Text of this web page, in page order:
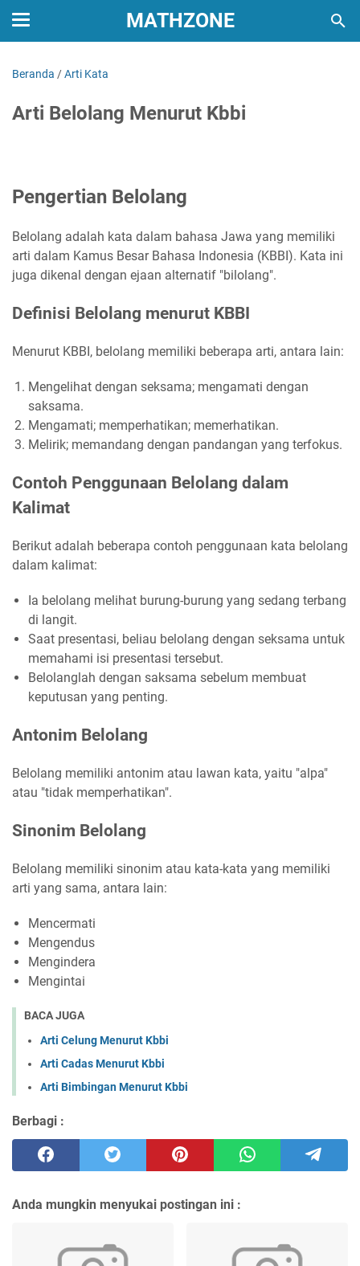
MATHZONE
Beranda /Arti Kata
Arti Belolang Menurut Kbbi
Pengertian Belolang
Belolang adalah kata dalam bahasa Jawa yang memiliki
arti dalam Kamus Besar Bahasa Indonesia (KBBI). Kata ini
juga dikenal dengan ejaan alternatif "bilolang".
Definisi Belolang menurut KBBI
Menurut KBBI, belolang memiliki beberapa arti, antara lain:
Mengelihat dengan seksama; mengamati dengan
saksama.
Mengamati; memperhatikan; memerhatikan.
Melirik; memandang dengan pandangan yang terfokus.
Contoh Penggunaan Belolang dalam
Kalimat
Berikut adalah beberapa contoh penggunaan kata belolang
dalam kalimat:
Ia belolang melihat burung-burung yang sedang terbang
di langit.
Saat presentasi, beliau belolang dengan seksama untuk
memahami isi presentasi tersebut.
Belolanglah dengan saksama sebelum membuat
keputusan yang penting.
Antonim Belolang
Belolang memiliki antonim atau lawan kata, yaitu "alpa"
atau "tidak memperhatikan".
Sinonim Belolang
Belolang memiliki sinonim atau kata-kata yang memiliki
arti yang sama, antara lain:
Mencermati
Mengendus
Mengindera
Mengintai
BACA JUGA
Arti Celung Menurut Kbbi
Arti Cadas Menurut Kbbi
Arti Bimbingan Menurut Kbbi
Berbagi :
Anda mungkin menyukai postingan ini :